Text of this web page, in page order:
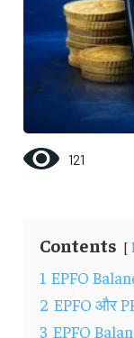
121
Contents
1 EPFO
2 EPFO और
3 EPFO